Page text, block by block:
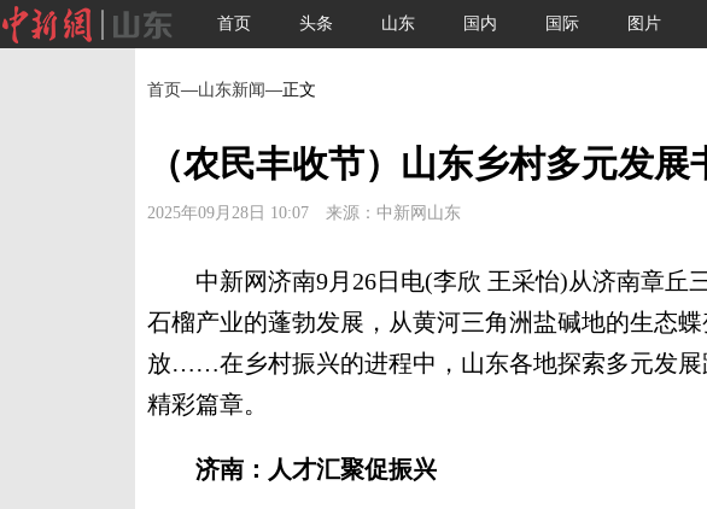
首页 头条 山东 国内 国际 图片
首页—山东新闻—正文
（农民丰收节）山东乡村多元发
2025年09月28日 10:07 来源：中新网山东
中新网济南9月26日电(李欣 王采怡)从济南章丘
石榴产业的蓬勃发展，从黄河三角洲盐碱地的生态
放……在乡村振兴的进程中，山东各地探索多元发展
精彩篇章。
济南：人才汇聚促振兴